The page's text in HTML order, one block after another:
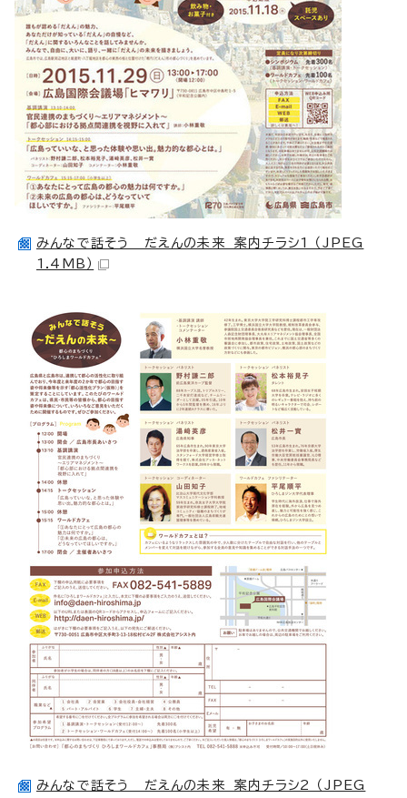
みんなで話そう だえんの未来 案内チラシ1 （JPEG
1.4MB）
みんなで話そう だえんの未来 案内チラシ2 （JPEG